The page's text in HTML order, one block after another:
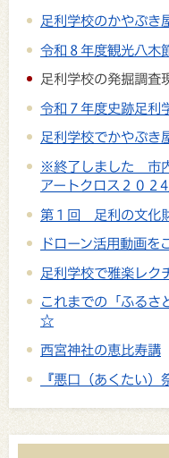
足利学校のかやぶき
令和８年度観光八木
足利学校の発掘調査
令和７年度史跡足利
足利学校でかやぶき
※終了しました 市
アートクロス２０２
第１回 足利の文化
ドローン活用動画を
足利学校で雅楽レク
これまでの「ふるさ
☆
西宮神社の恵比寿講
『悪口（あくたい）